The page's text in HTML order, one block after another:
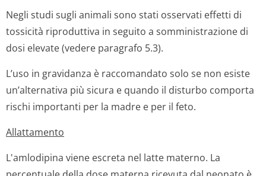
Negli studi sugli animali sono stati osservati effetti di
tossicità riproduttiva in seguito a somministrazione di
dosi elevate (vedere paragrafo 5.3).
L’uso in gravidanza è raccomandato solo se non esiste
un’alternativa più sicura e quando il disturbo comporta
rischi importanti per la madre e per il feto.
Allattamento
L'amlodipina viene escreta nel latte materno. La